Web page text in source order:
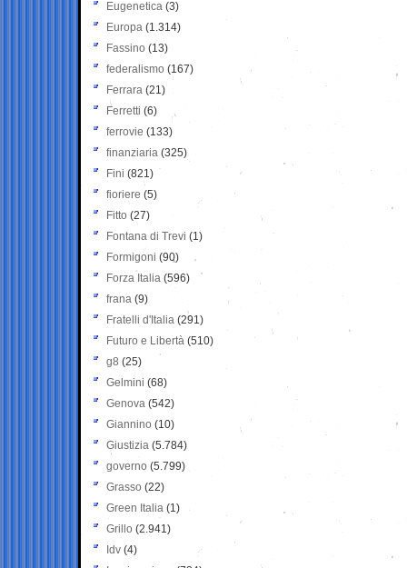
Eugenetica (3)
Europa (1.314)
Fassino (13)
federalismo (167)
Ferrara (21)
Ferretti (6)
ferrovie (133)
finanziaria (325)
Fini (821)
fioriere (5)
Fitto (27)
Fontana di Trevi (1)
Formigoni (90)
Forza Italia (596)
frana (9)
Fratelli d'Italia (291)
Futuro e Libertà (510)
g8 (25)
Gelmini (68)
Genova (542)
Giannino (10)
Giustizia (5.784)
governo (5.799)
Grasso (22)
Green Italia (1)
Grillo (2.941)
Idv (4)